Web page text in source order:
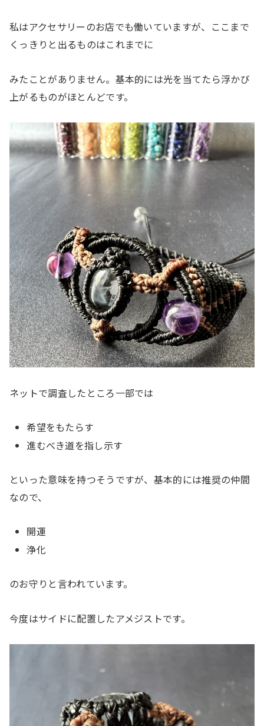
私はアクセサリーのお店でも働いていますが、ここまで
くっきりと出るものはこれまでに
みたことがありません。基本的には光を当てたら浮かび
上がるものがほとんどです。
ネットで調査したところ一部では
希望をもたらす
進むべき道を指し示す
といった意味を持つそうですが、基本的には推奨の仲間
なので、
開運
浄化
のお守りと言われています。
今度はサイドに配置したアメジストです。